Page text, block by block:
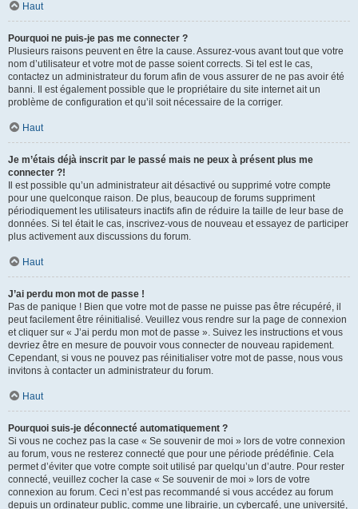
Haut
Pourquoi ne puis-je pas me connecter ?
Plusieurs raisons peuvent en être la cause. Assurez-vous avant tout que votre
nom d’utilisateur et votre mot de passe soient corrects. Si tel est le cas,
contactez un administrateur du forum afin de vous assurer de ne pas avoir été
banni. Il est également possible que le propriétaire du site internet ait un
problème de configuration et qu’il soit nécessaire de la corriger.
Haut
Je m’étais déjà inscrit par le passé mais ne peux à présent plus me
connecter ?!
Il est possible qu’un administrateur ait désactivé ou supprimé votre compte
pour une quelconque raison. De plus, beaucoup de forums suppriment
périodiquement les utilisateurs inactifs afin de réduire la taille de leur base de
données. Si tel était le cas, inscrivez-vous de nouveau et essayez de participer
plus activement aux discussions du forum.
Haut
J’ai perdu mon mot de passe !
Pas de panique ! Bien que votre mot de passe ne puisse pas être récupéré, il
peut facilement être réinitialisé. Veuillez vous rendre sur la page de connexion
et cliquer sur « J’ai perdu mon mot de passe ». Suivez les instructions et vous
devriez être en mesure de pouvoir vous connecter de nouveau rapidement.
Cependant, si vous ne pouvez pas réinitialiser votre mot de passe, nous vous
invitons à contacter un administrateur du forum.
Haut
Pourquoi suis-je déconnecté automatiquement ?
Si vous ne cochez pas la case « Se souvenir de moi » lors de votre connexion
au forum, vous ne resterez connecté que pour une période prédéfinie. Cela
permet d’éviter que votre compte soit utilisé par quelqu’un d’autre. Pour rester
connecté, veuillez cocher la case « Se souvenir de moi » lors de votre
connexion au forum. Ceci n’est pas recommandé si vous accédez au forum
depuis un ordinateur public, comme une librairie, un cybercafé, une université,